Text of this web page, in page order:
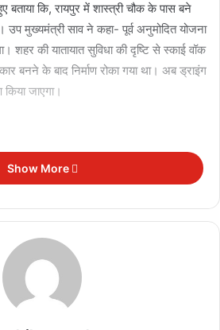
बताया कि, रायपुर में शास्त्री चौक के पास बने
उप मुख्यमंत्री साव ने कहा- पूर्व अनुमोदित योजना
शहर की यातायात सुविधा की दृष्टि से स्काई वॉक
बनने के बाद निर्माण रोका गया था। अब ड्राइंग
जाएगा।
Show More